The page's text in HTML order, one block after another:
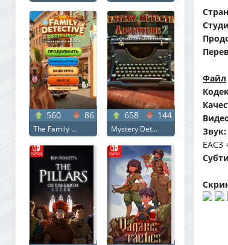
560 86
The Family ...
658 144
Mystery Det...
Файл
Звук: